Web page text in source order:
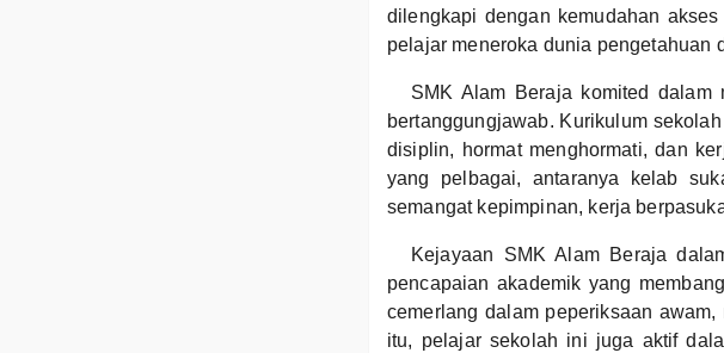
dilengkapi dengan kemudahan
pelajar meneroka dunia pengetahuan
SMK Alam Beraja komited dalam
bertanggungjawab. Kurikulum
disiplin, hormat menghormati, dan
yang pelbagai, antaranya kelab
semangat kepimpinan, kerja
Kejayaan SMK Alam Beraja
pencapaian akademik yang
cemerlang dalam peperiksaan
itu, pelajar sekolah ini juga aktif